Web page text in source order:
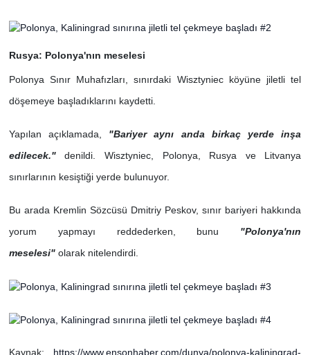
Rusya: Polonya'nın meselesi
Polonya Sınır Muhafızları, sınırdaki Wisztyniec köyüne jiletli tel
döşemeye başladıklarını kaydetti.
Yapılan açıklamada, "Bariyer aynı anda birkaç yerde inşa
edilecek."denildi. Wisztyniec, Polonya, Rusya ve Litvanya
sınırlarının kesiştiği yerde bulunuyor.
Bu arada Kremlin Sözcüsü Dmitriy Peskov, sınır bariyeri hakkında
yorum yapmayı reddederken, bunu "Polonya'nın
meselesi" olarak nitelendirdi.
Kaynak: https://www.ensonhaber.com/dunya/polonya-kaliningrad-